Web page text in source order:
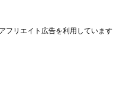
フリエイト広告を利用しています